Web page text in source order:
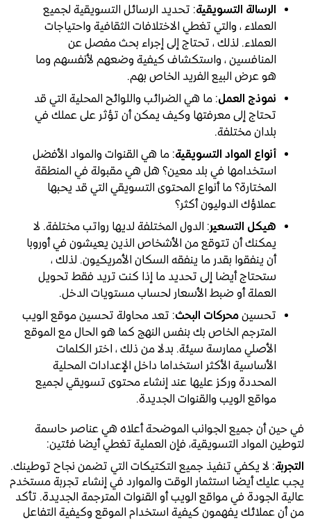
الرسالة التسويقية: تحديد الرسائل التسويقية لجميع
العملاء ، والتي تغطي الاختلافات الثقافية واحتياجات
العملاء. لذلك ، تحتاج إلى إجراء بحث مفصل عن
المنافسين ، واستكشاف كيفية وضعهم لأنفسهم وما
هو عرض البيع الفريد الخاص بهم.
نموذج العمل : ما هي الضرائب واللوائح المحلية التي قد
تحتاج إلى معرفتها وكيف يمكن أن تؤثر على عملك في
بلدان مختلفة.
أنواع المواد التسويقية: ما هي القنوات والمواد الأفضل
استخدامها في بلد معين؟ هل هي مقبولة في المنطقة
المختارة؟ ما أنواع المحتوى التسويقي التي قد يحبها
عملاؤك الدوليون أكثر؟
هيكل التسعير: الدول المختلفة لديها رواتب مختلفة. لا
يمكنك أن تتوقع من الأشخاص الذين يعيشون في أوروبا
أن ينفقوا بقدر ما ينفقه السكان الأمريكيون. لذلك ،
ستحتاج أيضا إلى تحديد ما إذا كنت تريد فقط تحويل
العملة أو ضبط الأسعار لحساب مستويات الدخل.
تحسينمحركات البحث: تعد محاولة تحسين موقع الويب
المترجم الخاص بك بنفس النهج كما هو الحال مع الموقع
الأصلي ممارسة سيئة. بدلا من ذلك ، اختر الكلمات
الأساسية الأكثر استخداما داخل الإعدادات المحلية
المحددة وركز عليها عند إنشاء محتوى تسويقي لجميع
مواقع الويب والقنوات الجديدة.
في حين أن جميع الجوانب الموضحة أعلاه هي عناصر حاسمة
لتوطين المواد التسويقية، فإن العملية تغطي أيضا فئتين:
التجربة: لا يكفي تنفيذ جميع التكتيكات التي تضمن نجاح توطينك.
يجب عليك أيضا استثمار الوقت والموارد في إنشاء تجربة مستخدم
عالية الجودة في مواقع الويب أو القنوات المترجمة الجديدة. تأكد
من أن عملائك يفهمون كيفية استخدام الموقع وكيفية التفاعل